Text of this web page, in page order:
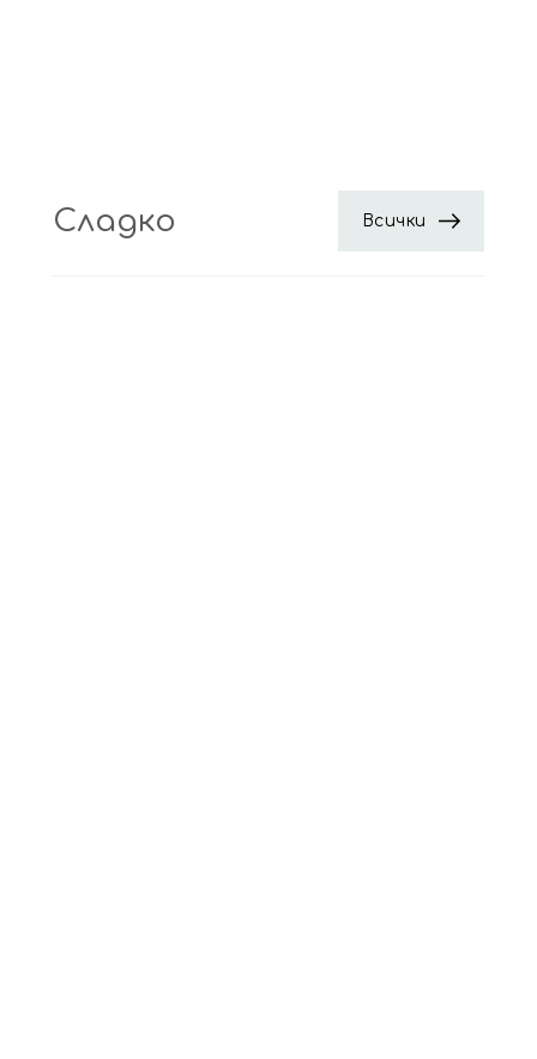
Сладко Всички